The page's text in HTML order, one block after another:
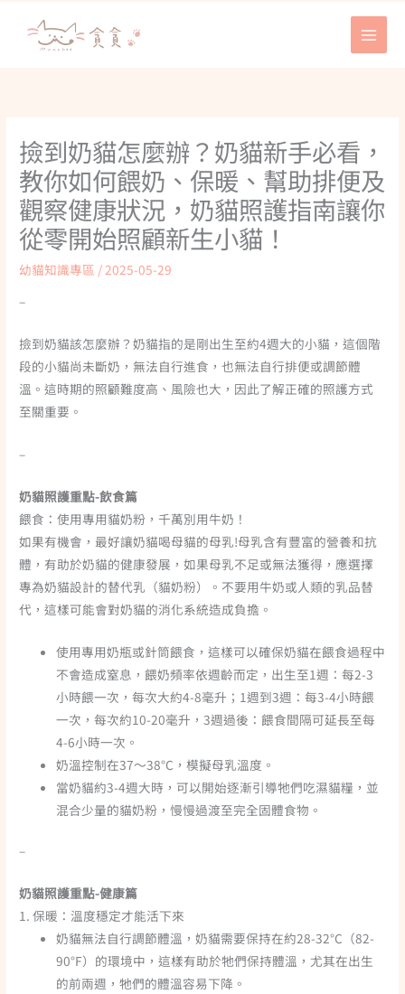
撿到奶貓怎麼辦？奶貓新手必看，
教你如何餵奶、保暖、幫助排便及
觀察健康狀況，奶貓照護指南讓你
從零開始照顧新生小貓！
幼貓知識專區 / 2025-05-29
–
撿到奶貓該怎麼辦？奶貓指的是剛出生至約4週大的小貓，這個階
段的小貓尚未斷奶，無法自行進食，也無法自行排便或調節體
溫。這時期的照顧難度高、風險也大，因此了解正確的照護方式
至關重要。
–
奶貓照護重點-飲食篇
餵食：使用專用貓奶粉，千萬別用牛奶！
如果有機會，最好讓奶貓喝母貓的母乳!母乳含有豐富的營養和抗
體，有助於奶貓的健康發展，如果母乳不足或無法獲得，應選擇
專為奶貓設計的替代乳（貓奶粉）。不要用牛奶或人類的乳品替
代，這樣可能會對奶貓的消化系統造成負擔。
使用專用奶瓶或針筒餵食，這樣可以確保奶貓在餵食過程中
不會造成窒息，餵奶頻率依週齡而定，出生至1週：每2-3
小時餵一次，每次大約4-8毫升；1週到3週：每3-4小時餵
一次，每次約10-20毫升，3週過後：餵食間隔可延長至每
4-6小時一次。
奶溫控制在37～38°C，模擬母乳溫度。
當奶貓約3-4週大時，可以開始逐漸引導牠們吃濕貓糧，並
混合少量的貓奶粉，慢慢過渡至完全固體食物。
–
奶貓照護重點-健康篇
1. 保暖：溫度穩定才能活下來
奶貓無法自行調節體溫，奶貓需要保持在約28-32°C（82-
90°F）的環境中，這樣有助於牠們保持體溫，尤其在出生
的前兩週，牠們的體溫容易下降。